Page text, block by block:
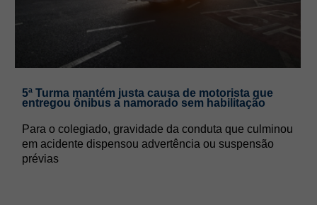
5ª Turma mantém justa causa de motorista que
entregou ônibus a namorado sem habilitação
Para o colegiado, gravidade da conduta que culminou
em acidente dispensou advertência ou suspensão
prévias